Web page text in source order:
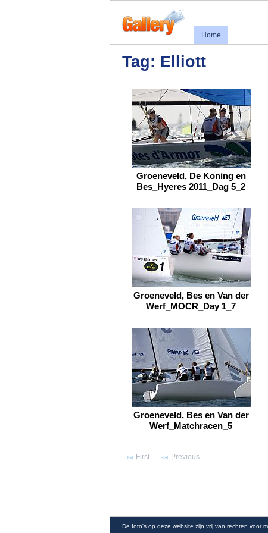
Home
Tag: Elliott
Groeneveld, De Koning en
Bes_Hyeres 2011_Dag 5_2
Groeneveld, Bes en Van der
Werf_MOCR_Day 1_7
Groeneveld, Bes en Van der
Werf_Matchracen_5
First Previous
De foto's op deze website zijn vrij van rechten voor